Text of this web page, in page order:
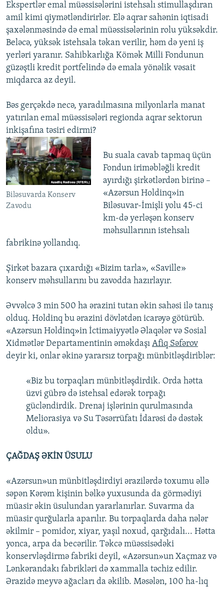
Ekspertlər emal müəssisələrini istehsalı stimullaşdıran
amil kimi qiymətləndirirlər. Elə aqrar sahənin iqtisadi
şaxələnməsində də emal müəssisələrinin rolu yüksəkdir.
Beləcə, yüksək istehsala təkan verilir, həm də yeni iş
yerləri yaranır. Sahibkarlığa Kömək Milli Fondunun
güzəştli kredit portfelində də emala yönəlik vəsait
miqdarca az deyil.
Bəs gerçəkdə necə, yaradılmasına milyonlarla manat
yatırılan emal müəssisələri regionda aqrar sektorun
inkişafına təsiri edirmi?
Biləsuvarda Konserv
Zavodu
Bu suala cavab tapmaq üçün
Fondun iriməbləğli kredit
ayırdığı şirkətlərdən birinə –
«Azərsun Holdinq»in
Biləsuvar-İmişli yolu 45-ci
km-də yerləşən konserv
məhsullarının istehsalı
fabrikinə yollandıq.
Şirkət bazara çıxardığı «Bizim tarla», «Saville»
konserv məhsullarını bu zavodda hazırlayır.
Əvvəlcə 3 min 500 ha ərazini tutan əkin sahəsi ilə tanış
olduq. Holdinq bu ərazini dövlətdən icarəyə götürüb.
«Azərsun Holdinq»in İctimaiyyətlə Əlaqələr və Sosial
Xidmətlər Departamentinin əməkdaşı Afiq Səfərov
deyir ki, onlar əkinə yararsız torpağı münbitləşdiriblər:
«Biz bu torpaqları münbitləşdirdik. Orda hətta
üzvi gübrə də istehsal edərək torpağı
gücləndirdik. Drenaj işlərinin qurulmasında
Meliorasiya və Su Təsərrüfatı İdarəsi də dəstək
oldu».
ÇAĞDAŞ ƏKİN ÜSULU
«Azərsun»un münbitləşdirdiyi ərazilərdə toxumu əllə
səpən Kərəm kişinin bəlkə yuxusunda da görmədiyi
müasir əkin üsulundan yararlanırlar. Suvarma da
müasir qurğularla aparılır. Bu torpaqlarda daha nələr
əkilmir – pomidor, xiyar, yaşıl noxud, qarğıdalı... Hətta
yonca, arpa da becərilir. Təkcə müəssisədəki
konservləşdirmə fabriki deyil, «Azərsun»un Xaçmaz və
Lənkərandakı fabrikləri də xammalla təchiz edilir.
Ərazidə meyvə ağacları da əkilib. Məsələn, 100 ha-lıq